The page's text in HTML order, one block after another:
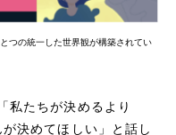
つの統一した世界観が構築されてい
私たちが決めるより
決めてほしい」と話し